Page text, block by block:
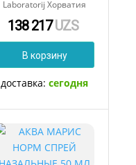
Laboratorij Хорватия
138 217UZS
В корзину
доставка:сегодня